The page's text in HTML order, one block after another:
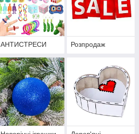
АНТИСТРЕСИ Розпродаж